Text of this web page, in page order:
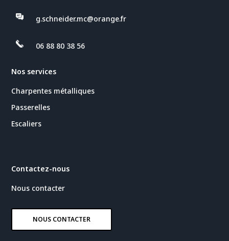
g.schneider.mc@orange.fr
06 88 80 38 56
Nos services
Charpentes métalliques
Passerelles
Escaliers
Contactez-nous
Nous contacter
NOUS CONTACTER